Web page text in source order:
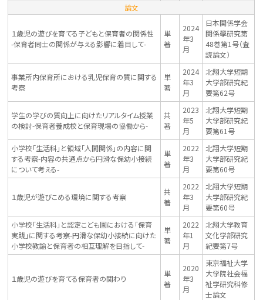
論文
１歳児の遊びを育てる子どもと保育者の関係性
-保育者同士の関係が与える影響に着目して-
単
著
2024
年3
月
日本関係学会
関係學研究第
48巻第1号（査
読論文）
事業所内保育所における乳児保育の質に関する
考察
単
著
2024
年3
月
北翔大学短期
大学部研究紀
要第62号
学生の学びの質向上に向けたリアルタイム授業
の検討-保育者養成校と保育現場の協働から-
共
著
2023
年5
月
北翔大学短期
大学部研究紀
要第61号
小学校「生活科」と領域「人間関係」の内容に関
する考察-内容の共通点から円滑な保幼小接続
について考える-
単
著
2022
年3
月
北翔大学短期
大学部研究紀
要第60号
１歳児が遊びこめる環境に関する考察
共
著
2022
年3
月
北翔大学短期
大学部研究紀
要第60号
小学校「生活科」と認定こども園における「保育
実践」に関する考察-円滑な保幼小接続に向けた
小学校教諭と保育者の相互理解を目指して-
単
著
2022
年1
月
北翔大学教育
文化学部研究
紀要第7号
１歳児の遊びを育てる保育者の関わり
単
著
2020
年3
月
東京福祉大学
大学院社会福
祉学研究科修
士論文